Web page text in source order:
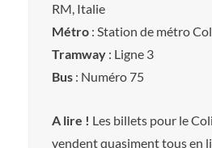
RM, Italie
Métro : Station de métro
Tramway : Ligne 3
Bus : Numéro 75
A lire ! Les billets pour le
vendent quasiment tous en